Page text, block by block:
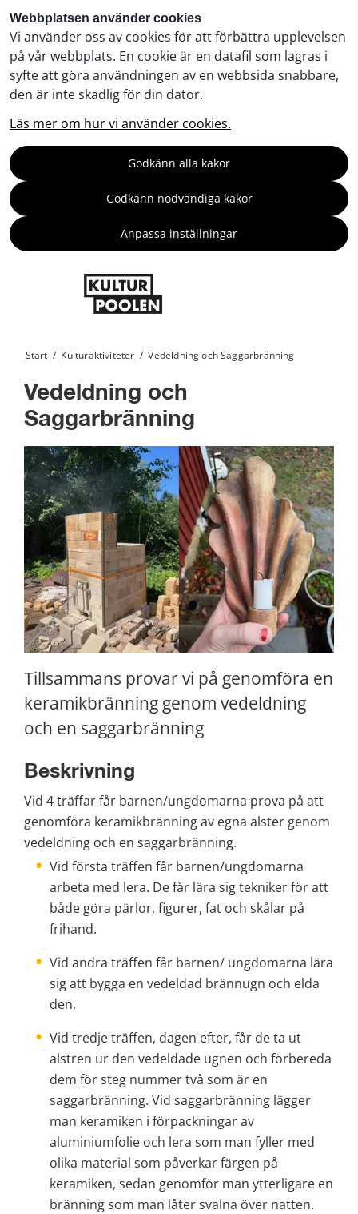
Webbplatsen använder cookies
Vi använder oss av cookies för att förbättra upplevelsen
på vår webbplats. En cookie är en datafil som lagras i
syfte att göra användningen av en webbsida snabbare,
den är inte skadlig för din dator.
Läs mer om hur vi använder cookies.
Godkänn alla kakor
Godkänn nödvändiga kakor
Anpassa inställningar
Start / Kulturaktiviteter / Vedeldning och Saggarbränning
Vedeldning och
Saggarbränning
Tillsammans provar vi på genomföra en
keramikbränning genom vedeldning
och en saggarbränning
Beskrivning
Vid 4 träffar får barnen/ungdomarna prova på att
genomföra keramikbränning av egna alster genom
vedeldning och en saggarbränning.
Vid första träffen får barnen/ungdomarna
arbeta med lera. De får lära sig tekniker för att
både göra pärlor, figurer, fat och skålar på
frihand.
Vid andra träffen får barnen/ ungdomarna lära
sig att bygga en vedeldad brännugn och elda
den.
Vid tredje träffen, dagen efter, får de ta ut
alstren ur den vedeldade ugnen och förbereda
dem för steg nummer två som är en
saggarbränning. Vid saggarbränning lägger
man keramiken i förpackningar av
aluminiumfolie och lera som man fyller med
olika material som påverkar färgen på
keramiken, sedan genomför man ytterligare en
bränning som man låter svalna över natten.